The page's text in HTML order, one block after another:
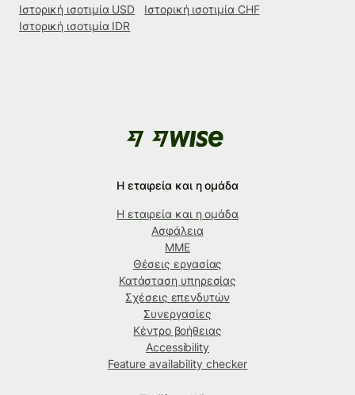
Ιστορική ισοτιμία USD
Ιστορική ισοτιμία CHF
Ιστορική ισοτιμία IDR
Η εταιρεία και η ομάδα
Η εταιρεία και η ομάδα
Ασφάλεια
ΜΜΕ
Θέσεις εργασίας
Κατάσταση υπηρεσίας
Σχέσεις επενδυτών
Συνεργασίες
Κέντρο βοήθειας
Accessibility
Feature availability checker